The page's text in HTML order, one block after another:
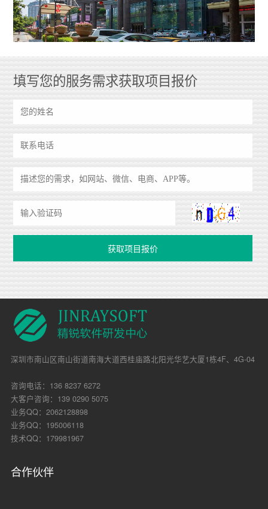
填写您的服务需求获取项目报价
深圳市南山区南山街道南海大道西桂庙路北阳光华艺大厦1栋4F、4G-04
咨询电话：136 8237 6272
大客户咨询：139 0290 5075
业务QQ：2062128898
业务QQ：195006118
技术QQ：179981967
合作伙伴